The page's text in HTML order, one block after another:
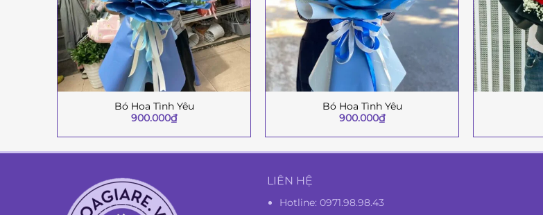
Bó Hoa Tình Yêu
900.000₫
Bó Hoa Tình Yêu
900.000₫
LIÊN HỆ
Hotline:0971.98.98.43